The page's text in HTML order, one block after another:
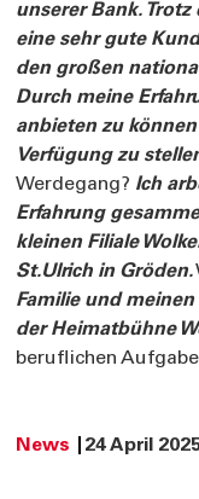
unserer Bank.
eine sehr gute
den großen
Durch meine
anbieten zu
Verfügung zu
Werdegang? Ich
Erfahrung
kleinen Filiale
St.Ulrich in Gröden.
Familie und
der Heimatbühne
beruflichen
News 24 April